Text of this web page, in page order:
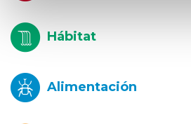
Hábitat
Alimentación